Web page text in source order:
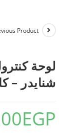
Product
شنايدر –
EGP